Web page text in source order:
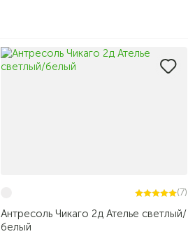
(7)
Антресоль Чикаго 2д Ателье светлый/
белый